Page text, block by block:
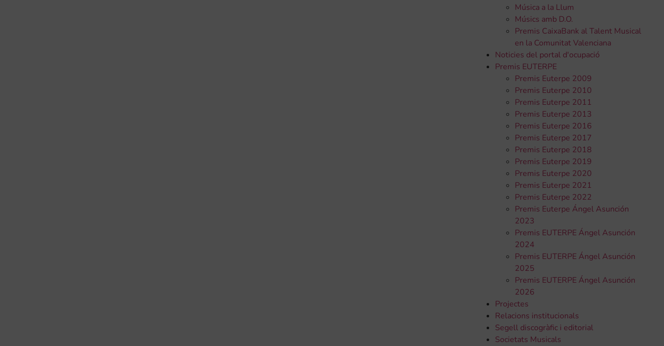
Música a la Llum
Músics amb D.O.
Premis CaixaBank al Talent Musical
en la Comunitat Valenciana
Noticies del portal d'ocupació
Premis EUTERPE
Premis Euterpe 2009
Premis Euterpe 2010
Premis Euterpe 2011
Premis Euterpe 2013
Premis Euterpe 2016
Premis Euterpe 2017
Premis Euterpe 2018
Premis Euterpe 2019
Premis Euterpe 2020
Premis Euterpe 2021
Premis Euterpe 2022
Premis Euterpe Ángel Asunción
2023
Premis EUTERPE Ángel Asunción
2024
Premis EUTERPE Ángel Asunción
2025
Premis EUTERPE Ángel Asunción
2026
Projectes
Relacions institucionals
Segell discogràfic i editorial
Societats Musicals